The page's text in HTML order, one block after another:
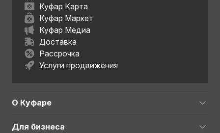
Куфар Карта
Куфар Маркет
Куфар Медиа
Доставка
Рассрочка
Услуги продвижения
О Куфаре
Для бизнеса